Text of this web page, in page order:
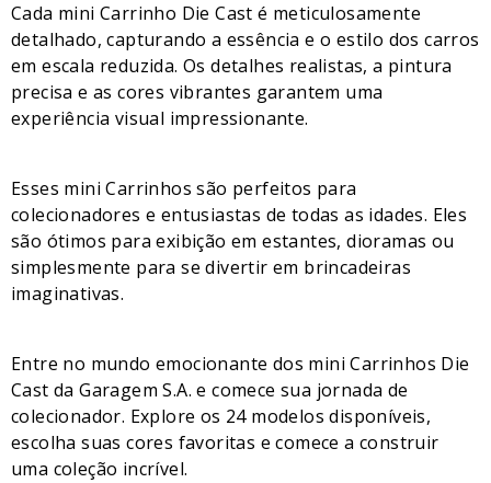
Cada mini Carrinho Die Cast é meticulosamente
detalhado, capturando a essência e o estilo dos carros
em escala reduzida. Os detalhes realistas, a pintura
precisa e as cores vibrantes garantem uma
experiência visual impressionante.
Esses mini Carrinhos são perfeitos para
colecionadores e entusiastas de todas as idades. Eles
são ótimos para exibição em estantes, dioramas ou
simplesmente para se divertir em brincadeiras
imaginativas.
Entre no mundo emocionante dos mini Carrinhos Die
Cast da Garagem S.A. e comece sua jornada de
colecionador. Explore os 24 modelos disponíveis,
escolha suas cores favoritas e comece a construir
uma coleção incrível.